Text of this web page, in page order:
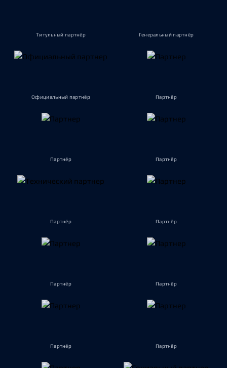
Титульный партнёр Генеральный партнёр
Официальный партнёр Партнёр
Партнёр Партнёр
Партнёр Партнёр
Партнёр Партнёр
Партнёр Партнёр